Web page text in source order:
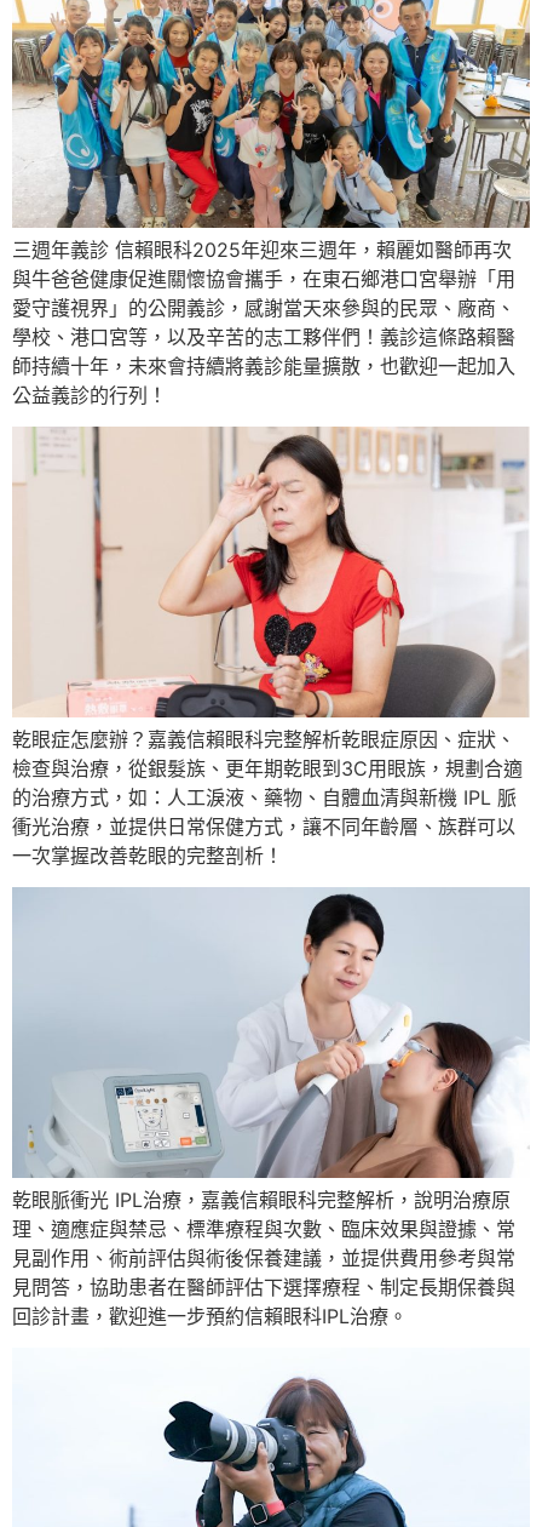
三週年義診 信賴眼科2025年迎來三週年，賴麗如醫師再次
與牛爸爸健康促進關懷協會攜手，在東石鄉港口宮舉辦「用
愛守護視界」的公開義診，感謝當天來參與的民眾、廠商、
學校、港口宮等，以及辛苦的志工夥伴們！義診這條路賴醫
師持續十年，未來會持續將義診能量擴散，也歡迎一起加入
公益義診的行列！
乾眼症怎麼辦？嘉義信賴眼科完整解析乾眼症原因、症狀、
檢查與治療，從銀髮族、更年期乾眼到3C用眼族，規劃合適
的治療方式，如：人工淚液、藥物、自體血清與新機 IPL 脈
衝光治療，並提供日常保健方式，讓不同年齡層、族群可以
一次掌握改善乾眼的完整剖析！
乾眼脈衝光 IPL治療，嘉義信賴眼科完整解析，說明治療原
理、適應症與禁忌、標準療程與次數、臨床效果與證據、常
見副作用、術前評估與術後保養建議，並提供費用參考與常
見問答，協助患者在醫師評估下選擇療程、制定長期保養與
回診計畫，歡迎進一步預約信賴眼科IPL治療。